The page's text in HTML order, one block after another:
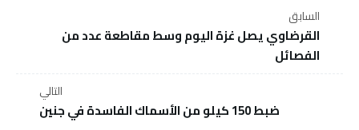
السابق
القرضاوي يصل غزة اليوم وسط مقاطعة عدد من
الفصائل
التالي
ضبط 150 كيلو من الأسماك الفاسدة في جنين